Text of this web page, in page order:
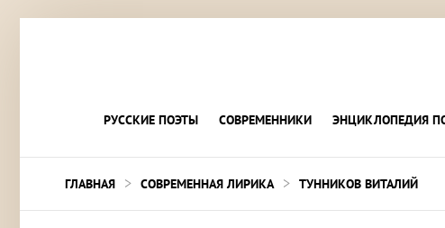
РУССКИЕ ПОЭТЫ СОВРЕМЕННИКИ ЭНЦИКЛОПЕДИЯ
ГЛАВНАЯ > СОВРЕМЕННАЯ ЛИРИКА > ТУННИКОВ ВИТАЛИЙ